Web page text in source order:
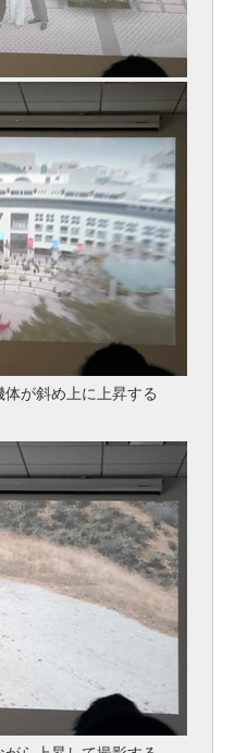
が斜め上に上昇する